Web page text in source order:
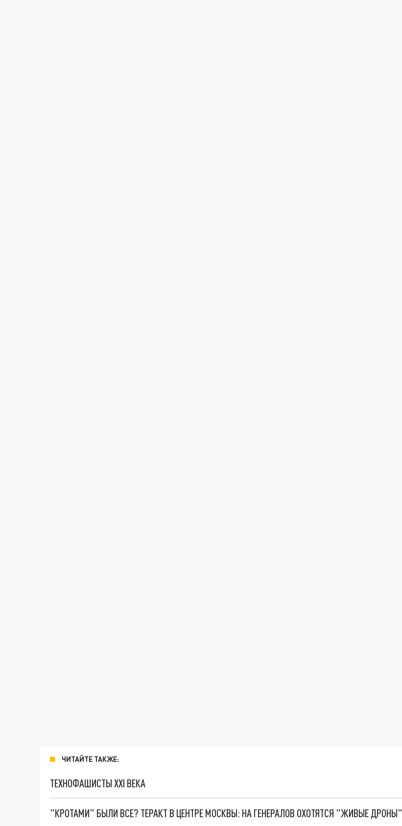
ЧИТАЙТЕ ТАКЖЕ:
ТЕХНОФАШИСТЫ XXI ВЕКА
"КРОТАМИ" БЫЛИ ВСЕ? ТЕРАКТ В ЦЕНТРЕ МОСКВЫ: НА ГЕНЕРАЛОВ ОХОТЯТСЯ "ЖИВЫЕ ДРОНЫ"